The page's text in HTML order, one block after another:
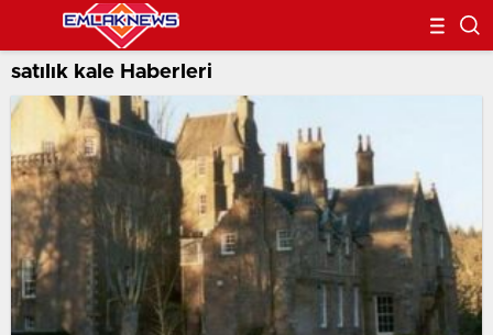
satılık kale Haberleri